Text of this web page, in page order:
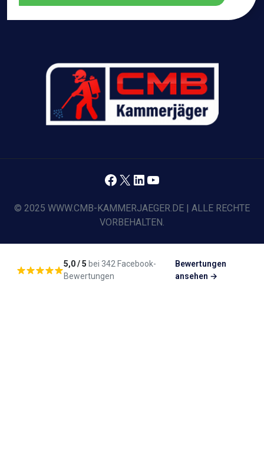
© 2025 WWW.CMB-KAMMERJAEGER.DE | ALLE RECHTE
VORBEHALTEN.
Facebook
X LinkedIn
YouTube
5,0 / 5 bei 342 Facebook-
Bewertungen
Bewertungen
ansehen →